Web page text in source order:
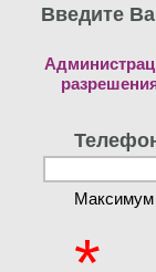
Введите
Максимум